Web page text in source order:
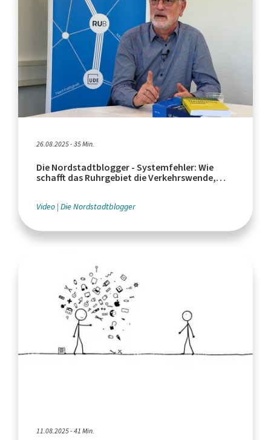
26.08.2025 - 35 Min.
Die Nordstadtblogger - Systemfehler: Wie
schafft das Ruhrgebiet die Verkehrswende,
Video Die Nordstadtblogger
11.08.2025 - 41 Min.